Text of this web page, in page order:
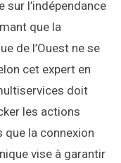
sur l’indépendance
que la
de l’Ouest ne se
cet expert en
doit
les actions
que la connexion
vise à garantir